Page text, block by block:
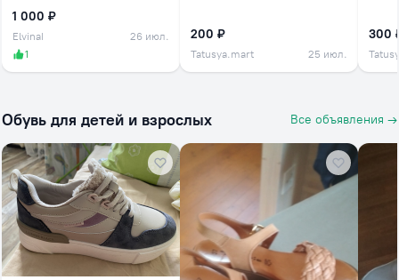
1 000 ₽
ElvinaI
26 июл.
1
200 ₽
Tatusya.mart 25 июл.
300
Обувь для детей и взрослых Все объявления →